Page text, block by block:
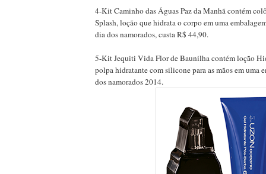
4-Kit Caminho das Águas Paz da Manhã contém
Splash, loção que hidrata o corpo em uma
dia dos namorados, custa R$ 44,90.
5-Kit Jequiti Vida Flor de Baunilha contém loção
polpa hidratante com silicone para as mãos em uma
dos namorados 2014.